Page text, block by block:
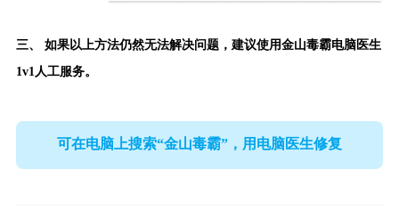
三、 如果以上方法仍然无法解决问题，建议使用金山毒霸电脑医生
1v1人工服务。
可在电脑上搜索“金山毒霸”，用电脑医生修复